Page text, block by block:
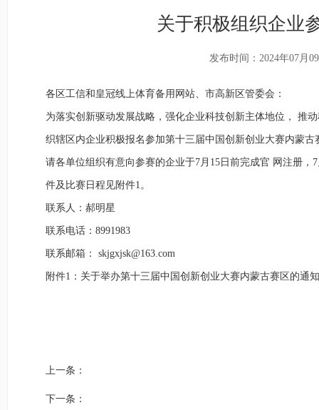
关于积极组织企业
发布时间：2024年07月
各区工信和皇冠线上体育备用网站、市高新区管委会：
为落实创新驱动发展战略，强化企业科技创新主体地位， 推
织辖区内企业积极报名参加第十三届中国创新创业大赛内蒙古
请各单位组织有意向参赛的企业于7月15日前完成官 网注册
件及比赛日程见附件1。
联系人：郝明星
联系电话：8991983
联系邮箱： skjgxjsk@163.com
附件1：关于举办第十三届中国创新创业大赛内蒙古赛区的通
上一条：
下一条：